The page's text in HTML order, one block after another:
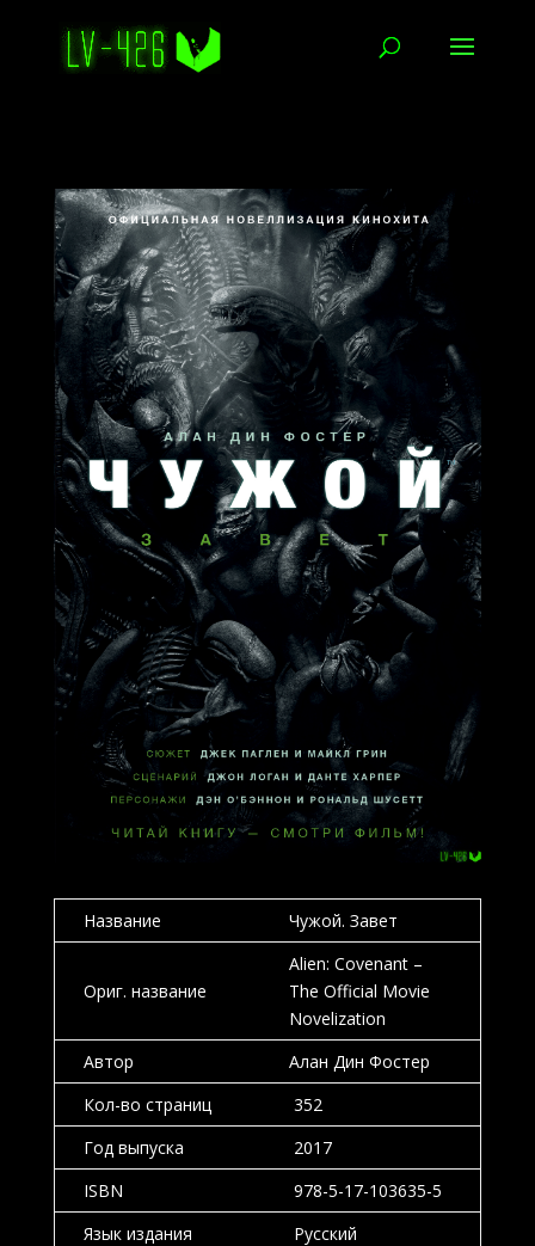
Название Чужой. Завет
Ориг. название
Alien: Covenant –
The Official Movie
Novelization
Автор
Алан Дин Фостер
Кол-во страниц
352
Год выпуска
2017
ISBN
978-5-17-103635-5
Язык издания
Русский